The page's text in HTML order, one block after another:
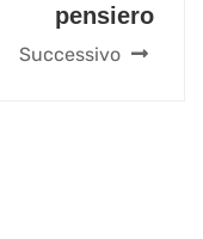
pensiero
Successivo